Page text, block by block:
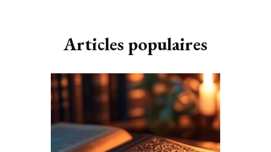
Articles populaires